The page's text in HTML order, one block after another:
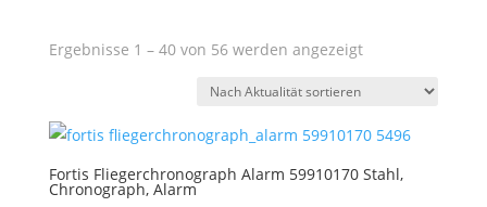
Ergebnisse 1 – 40 von 56 werden angezeigtNach
Fortis Fliegerchronograph Alarm 59910170 Stahl,
Chronograph, Alarm